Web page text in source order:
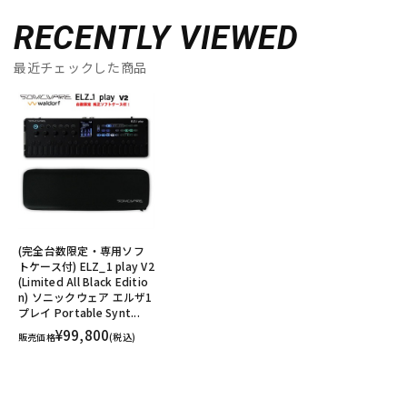
RECENTLY VIEWED
最近チェックした商品
(完全台数限定・専用ソフ
トケース付) ELZ_1 play V2
(Limited All Black Editio
n) ソニックウェア エルザ1
プレイ Portable Synt...
販売価格¥99,800(税込)